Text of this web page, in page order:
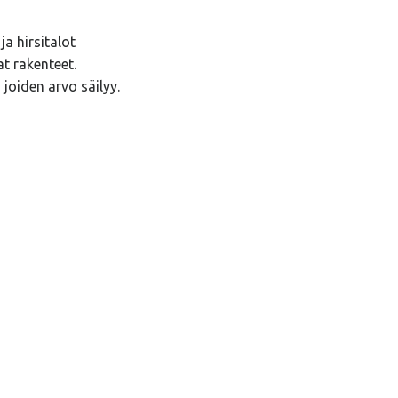
ja hirsitalot
rakenteet.
arvo säilyy.